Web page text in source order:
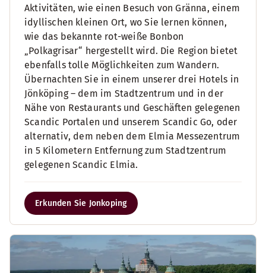
Aktivitäten, wie einen Besuch von Gränna, einem
idyllischen kleinen Ort, wo Sie lernen können,
wie das bekannte rot-weiße Bonbon
„Polkagrisar“ hergestellt wird. Die Region bietet
ebenfalls tolle Möglichkeiten zum Wandern.
Übernachten Sie in einem unserer drei Hotels in
Jönköping – dem im Stadtzentrum und in der
Nähe von Restaurants und Geschäften gelegenen
Scandic Portalen und unserem Scandic Go, oder
alternativ, dem neben dem Elmia Messezentrum
in 5 Kilometern Entfernung zum Stadtzentrum
gelegenen Scandic Elmia.
Erkunden Sie Jonkoping